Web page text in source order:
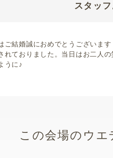
スタッフ
結婚誠におめでとうございます
れておりました。当日はお二人
うに♪
この会場のウエ